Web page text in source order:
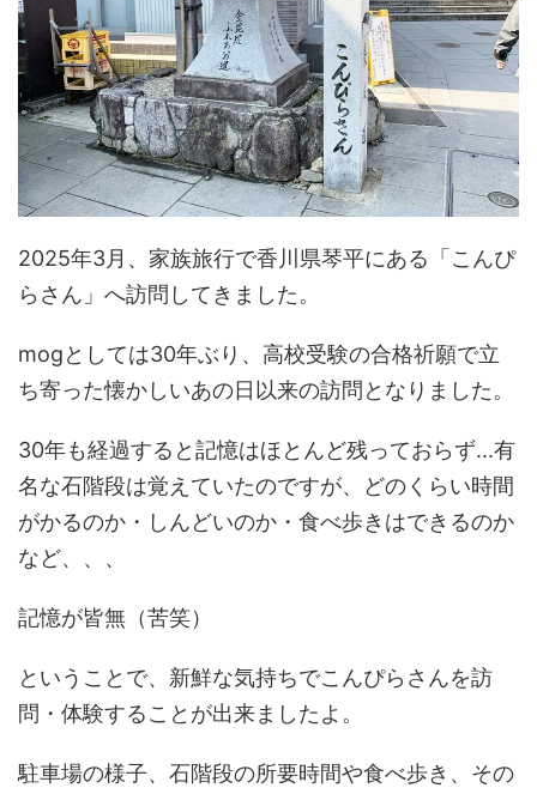
2025年3月、家族旅行で香川県琴平にある「こんぴ
らさん」へ訪問してきました。
mogとしては30年ぶり、高校受験の合格祈願で立
ち寄った懐かしいあの日以来の訪問となりました。
30年も経過すると記憶はほとんど残っておらず...有
名な石階段は覚えていたのですが、どのくらい時間
がかるのか・しんどいのか・食べ歩きはできるのか
など、、、
記憶が皆無（苦笑）
ということで、新鮮な気持ちでこんぴらさんを訪
問・体験することが出来ましたよ。
駐車場の様子、石階段の所要時間や食べ歩き、その